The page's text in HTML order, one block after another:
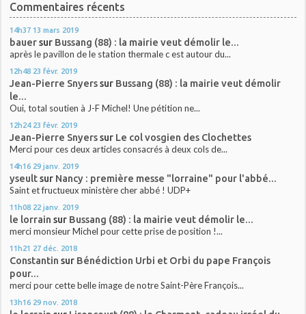
Commentaires récents
14h37 13 mars 2019
bauersur Bussang (88) : la mairie veut démolir le...
après le pavillon de le station thermale c est autour du...
12h48 23 févr. 2019
Jean-Pierre Snyerssur Bussang (88) : la mairie veut démolir
le...
Oui, total soutien à J-F Michel! Une pétition ne...
12h24 23 févr. 2019
Jean-Pierre Snyerssur Le col vosgien des Clochettes
Merci pour ces deux articles consacrés à deux cols de...
14h16 29 janv. 2019
yseultsur Nancy : première messe "lorraine" pour l'abbé...
Saint et fructueux ministère cher abbé ! UDP+
11h08 22 janv. 2019
le lorrain sur Bussang (88) : la mairie veut démolir le...
merci monsieur Michel pour cette prise de position !...
11h21 27 déc. 2018
Constantin sur Bénédiction Urbi et Orbi du pape François
pour...
merci pour cette belle image de notre Saint-Père François...
13h16 29 nov. 2018